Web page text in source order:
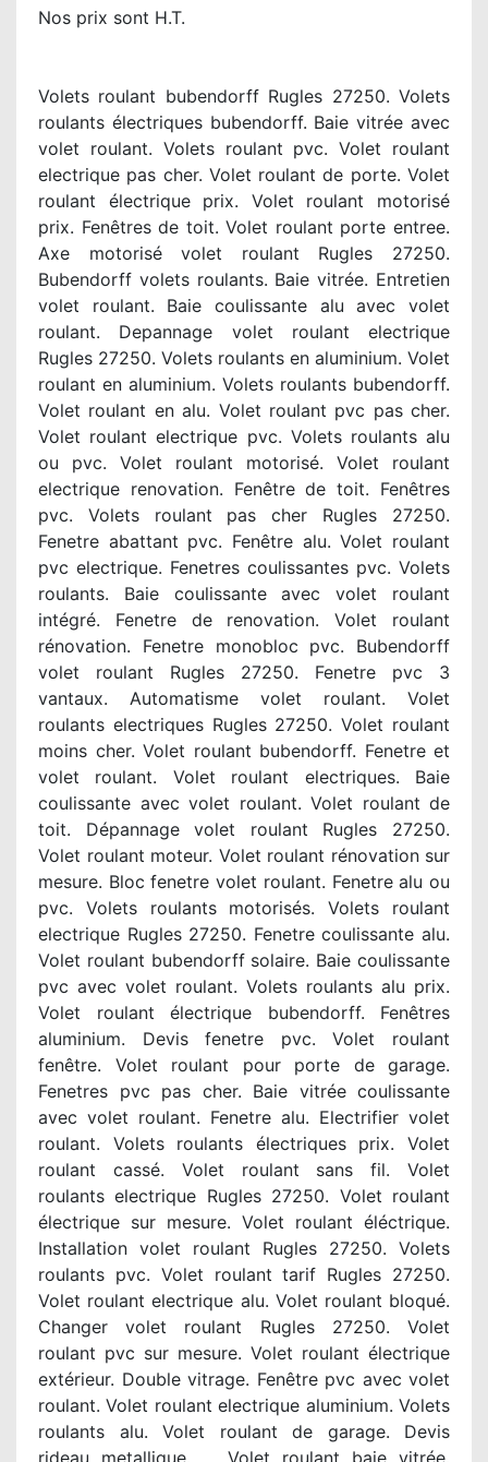
Nos prix sont H.T.
Volets roulant bubendorff Rugles 27250. Volets
roulants électriques bubendorff. Baie vitrée avec
volet roulant. Volets roulant pvc. Volet roulant
electrique pas cher. Volet roulant de porte. Volet
roulant électrique prix. Volet roulant motorisé
prix. Fenêtres de toit. Volet roulant porte entree.
Axe motorisé volet roulant Rugles 27250.
Bubendorff volets roulants. Baie vitrée. Entretien
volet roulant. Baie coulissante alu avec volet
roulant. Depannage volet roulant electrique
Rugles 27250. Volets roulants en aluminium. Volet
roulant en aluminium. Volets roulants bubendorff.
Volet roulant en alu. Volet roulant pvc pas cher.
Volet roulant electrique pvc. Volets roulants alu
ou pvc. Volet roulant motorisé. Volet roulant
electrique renovation. Fenêtre de toit. Fenêtres
pvc. Volets roulant pas cher Rugles 27250.
Fenetre abattant pvc. Fenêtre alu. Volet roulant
pvc electrique. Fenetres coulissantes pvc. Volets
roulants. Baie coulissante avec volet roulant
intégré. Fenetre de renovation. Volet roulant
rénovation. Fenetre monobloc pvc. Bubendorff
volet roulant Rugles 27250. Fenetre pvc 3
vantaux. Automatisme volet roulant. Volet
roulants electriques Rugles 27250. Volet roulant
moins cher. Volet roulant bubendorff. Fenetre et
volet roulant. Volet roulant electriques. Baie
coulissante avec volet roulant. Volet roulant de
toit. Dépannage volet roulant Rugles 27250.
Volet roulant moteur. Volet roulant rénovation sur
mesure. Bloc fenetre volet roulant. Fenetre alu ou
pvc. Volets roulants motorisés. Volets roulant
electrique Rugles 27250. Fenetre coulissante alu.
Volet roulant bubendorff solaire. Baie coulissante
pvc avec volet roulant. Volets roulants alu prix.
Volet roulant électrique bubendorff. Fenêtres
aluminium. Devis fenetre pvc. Volet roulant
fenêtre. Volet roulant pour porte de garage.
Fenetres pvc pas cher. Baie vitrée coulissante
avec volet roulant. Fenetre alu. Electrifier volet
roulant. Volets roulants électriques prix. Volet
roulant cassé. Volet roulant sans fil. Volet
roulants electrique Rugles 27250. Volet roulant
électrique sur mesure. Volet roulant éléctrique.
Installation volet roulant Rugles 27250. Volets
roulants pvc. Volet roulant tarif Rugles 27250.
Volet roulant electrique alu. Volet roulant bloqué.
Changer volet roulant Rugles 27250. Volet
roulant pvc sur mesure. Volet roulant électrique
extérieur. Double vitrage. Fenêtre pvc avec volet
roulant. Volet roulant electrique aluminium. Volets
roulants alu. Volet roulant de garage. Devis
rideau metallique. Volet roulant baie vitrée.